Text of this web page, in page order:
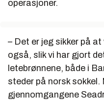
operasjoner.
– Det er jeg sikker på
også, slik vi har gjort
letebrønnene, både i
steder på norsk sokkel.
gjennomgangene